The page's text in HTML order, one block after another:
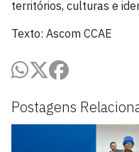
Postagens
territórios, culturas e
Texto: Ascom CCAE